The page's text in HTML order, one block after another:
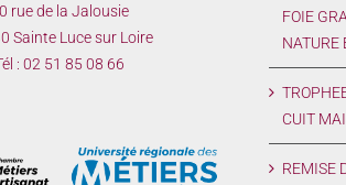
rue de la Jalousie
Sainte Luce sur Loire
: 02 51 85 08 66
FOIE
NATURE
CUIT
REMISE